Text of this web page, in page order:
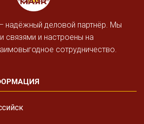
надёжный деловой партнёр. Мы
и настроены на
сотрудничество.